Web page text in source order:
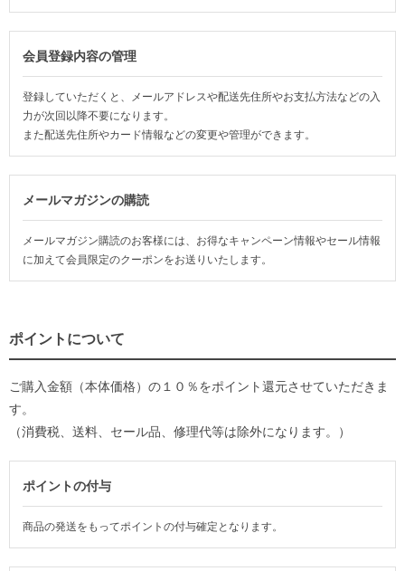
会員登録内容の管理
登録していただくと、メールアドレスや配送先住所やお支払方法などの入
力が次回以降不要になります。
また配送先住所やカード情報などの変更や管理ができます。
メールマガジンの購読
メールマガジン購読のお客様には、お得なキャンペーン情報やセール情報
に加えて会員限定のクーポンをお送りいたします。
ポイントについて
ご購入金額（本体価格）の１０％をポイント還元させていただきま
す。
（消費税、送料、セール品、修理代等は除外になります。）
ポイントの付与
商品の発送をもってポイントの付与確定となります。